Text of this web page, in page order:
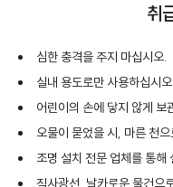
취
심한 충격을 주지 마십시오.
실내 용도로만 사용하십시오.
어린이의 손에 닿지 않게 보
오물이 묻었을 시, 마른 천
조명 설치 전문 업체를 통해
직사광선, 날카로운 물건으